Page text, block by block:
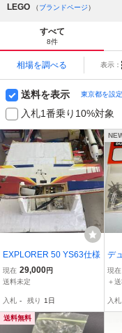
LEGO （ブランドページ）
すべて
8件
相場を調べる 表示：
送料を表示 東京都を設
入札1番乗り10%対象
EXPLORER 50 YS63仕様
現在 29,000円
送料未定
入札 - 残り 1日
デ
Ｓ
現在
＋
入札
送料無料